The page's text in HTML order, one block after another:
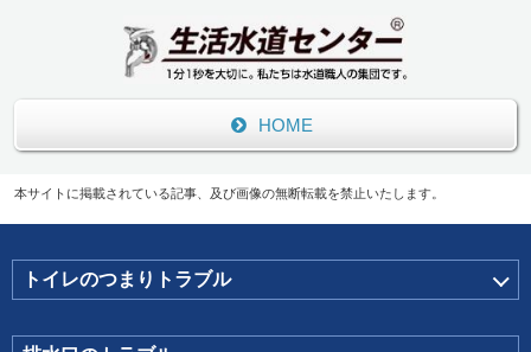
HOME
本サイトに掲載されている記事、及び画像の無断転載を禁止いたします。
トイレのつまりトラブル